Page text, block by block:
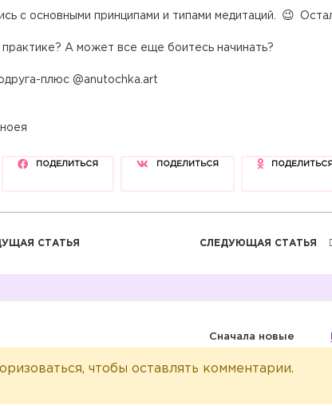
с основными принципами и типами медитаций.
практике? А может все еще боитесь начинать?
плюс @anutochka.art
ПОДЕЛИТЬСЯ ПОДЕЛИТЬСЯ ПОДЕЛИТЬСЯ
СТАТЬЯ СЛЕДУЮЩАЯ СТАТЬЯ
Сначала новые
чтобы оставлять комментарии.